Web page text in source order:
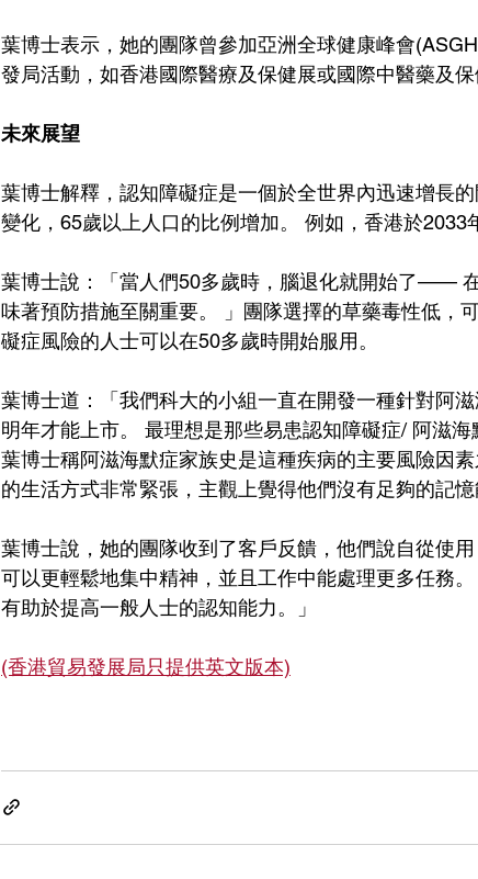
葉博士表示，她的團隊曾參加亞洲全球健康峰會
發局活動，如香港國際醫療及保健展或國際中醫藥及
未來展望
葉博士解釋，認知障礙症是一個於全世界內迅速增長
變化，65歲以上人口的比例增加。 例如，香港於2033
葉博士說：「當人們50多歲時，腦退化就開始了——
味著預防措施至關重要。 」團隊選擇的草藥毒性低，
礙症風險的人士可以在50多歲時開始服用。
葉博士道：「我們科大的小組一直在開發一種針對阿
明年才能上市。 最理想是那些易患認知障礙症/ 阿滋海
葉博士稱阿滋海默症家族史是這種疾病的主要風險因
的生活方式非常緊張，主觀上覺得他們沒有足夠的記
葉博士說，她的團隊收到了客戶反饋，他們說自從使
可以更輕鬆地集中精神，並且工作中能處理更多任務
有助於提高一般人士的認知能力。」
(香港貿易發展局只提供英文版本)